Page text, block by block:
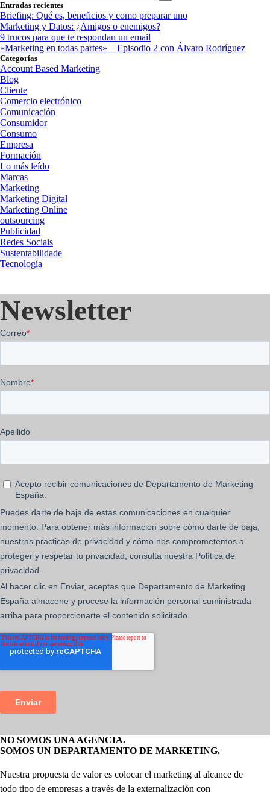
Entradas recientes
Briefing: Qué es, beneficios y como preparar uno
Marketing y Datos: ¿Amigos o enemigos?
9 trucos para que te respondan un email
«Marketing en todas partes» – Episodio 2 con Álvaro Rodríguez
Categorías
Account Based Marketing
Blog
Cliente
Comercio electrónico
Comunicación
Consumidor
Consumo
Empresa
Formación
Lo más leído
Marcas
Marketing
Marketing Digital
Marketing Online
outsourcing
Publicidad
Redes Sociais
Sustentabilidade
Tecnología
Newsletter
NO SOMOS UNA AGENCIA.
SOMOS UN DEPARTAMENTO DE MARKETING.
Nuestra propuesta de valor es colocar el marketing al alcance de
todo tipo de empresas a través de la externalización con